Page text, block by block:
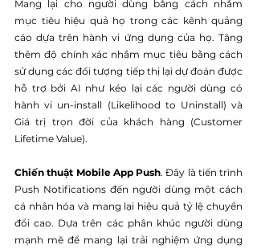
Mang lại cho người dùng bằng cách nhắm
mục tiêu hiệu quả họ trong các kênh quảng
cáo dựa trên hành vi ứng dụng của họ. Tăng
thêm độ chính xác nhắm mục tiêu bằng cách
sử dụng các đối tượng tiếp thị lại dự đoán được
hỗ trợ bởi AI như kéo lại các người dùng có
hành vi un-install (Likelihood to Uninstall) và
Giá trị trọn đời của khách hàng (Customer
Lifetime Value).
Chiến thuật Mobile App Push. Đây là tiến trình
Push Notifications đến người dùng một cách
cá nhân hóa và mang lại hiệu quả tỷ lệ chuyển
đổi cao. Dựa trên các phân khúc người dùng
mạnh mẽ để mang lại trải nghiệm ứng dụng